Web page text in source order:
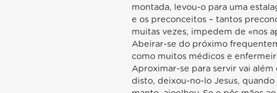
montada, levou-o para uma
e os preconceitos – tantos
muitas vezes, impedem de «nos
Abeirar-se do próximo
como muitos médicos e
Aproximar-se para servir vai
disto, deixou-no-lo Jesus,